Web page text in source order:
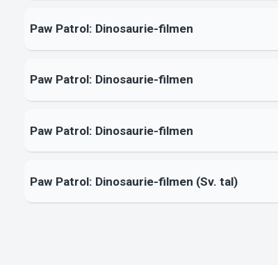
Paw Patrol: Dinosaurie-filmen
Paw Patrol: Dinosaurie-filmen
Paw Patrol: Dinosaurie-filmen
Paw Patrol: Dinosaurie-filmen (Sv. tal)